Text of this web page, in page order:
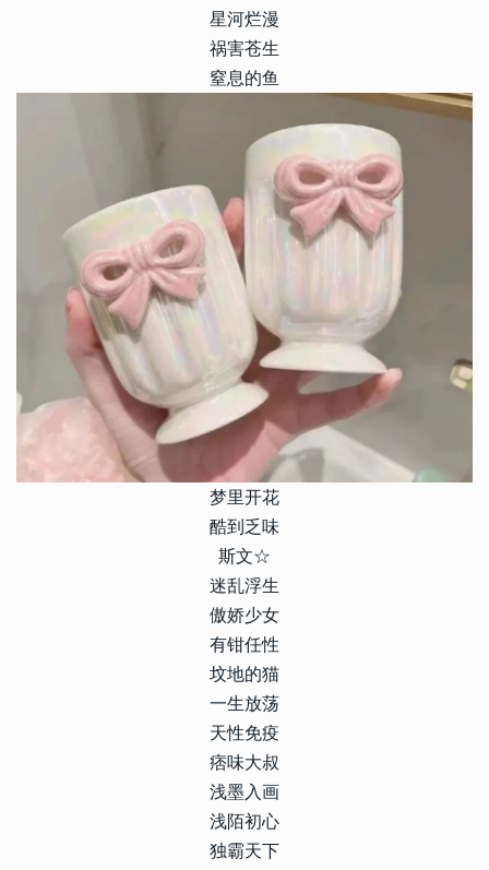
星河烂漫
祸害苍生
窒息的鱼
梦里开花
酷到乏味
斯文☆
迷乱浮生
傲娇少女
有钳任性
坟地的猫
一生放荡
天性免疫
痞味大叔
浅墨入画
浅陌初心
独霸天下